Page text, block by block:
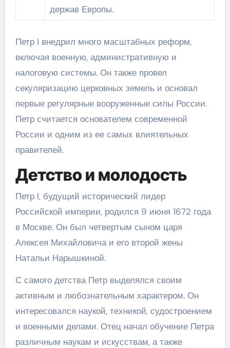
держав Европы.
Петр I внедрил много масштабных реформ,
включая военную, административную и
налоговую системы. Он также провел
секуляризацию церковных земель и основал
первые регулярные вооруженные силы России.
Петр считается основателем современной
России и одним из ее самых влиятельных
правителей.
Детство и молодость
Петр I, будущий исторический лидер
Российской империи, родился 9 июня 1672 года
в Москве. Он был четвертым сыном царя
Алексея Михайловича и его второй жены
Натальи Нарышкиной.
С самого детства Петр выделялся своим
активным и любознательным характером. Он
интересовался наукой, техникой, судостроением
и военными делами. Отец начал обучение Петра
различным наукам и искусствам, а также